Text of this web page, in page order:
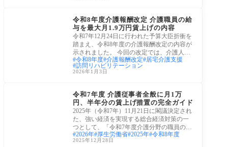
令和8年度介護報酬改定 介護職員の給
与を最大月1.9万円賃上げの内容
令和7年12月24日に行われた予算大臣折衝を
踏まえ、令和8年度の介護報酬改定の内容が
示されました。 今回の改定では、介護人材
の確
令和8年度 介護報酬改定 居宅介護支援
訪問リハビリテーション
2026年1月3日
令和7年度 介護従事者全般に月1万
円、半年分の賃上げ措置の完全ガイド
2025年（令和7年）11月21日に閣議決定され
た、強い経済を実現する総合経済対策の一
つとして、「令和7年度介護分野の職員の賃
上げ・
2026年 厚生労働省 2025年 令和8年度
2025年12月28日